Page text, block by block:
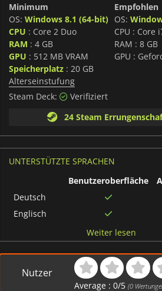
Fachleuten für psychische
Foundation, nähert sichRue Valley
und Mitgefühl. Es lädt die
und die stillen Wege
umgehen. In diesem Spiel geht
darum, mit seinen Narben zu
surrealem Charme und stiller
die intime Erzählweise entführen dich
zugleich anfühlt. Fans von
Disco Elysium
an das finden, was sie am
charakterbasiertes Design und
Minimum
OS: Windows 8.1 (64-bit)
CPU : Core 2 Duo
RAM : 4 GB
GPU : 512 MB VRAM
Speicherplatz: 20 GB
Empfohlen
OS:
CPU : Core
RAM : 8 GB
GPU :
Alterseinstufung
Steam Deck:
Verifiziert
24 Steam
UNTERSTÜTZTE SPRACHEN
Benutzeroberfläche
Deutsch
Englisch
vereinfacht
Französisch
Russisch
Weiter lesen
Nutzer
Average :0/5 (0